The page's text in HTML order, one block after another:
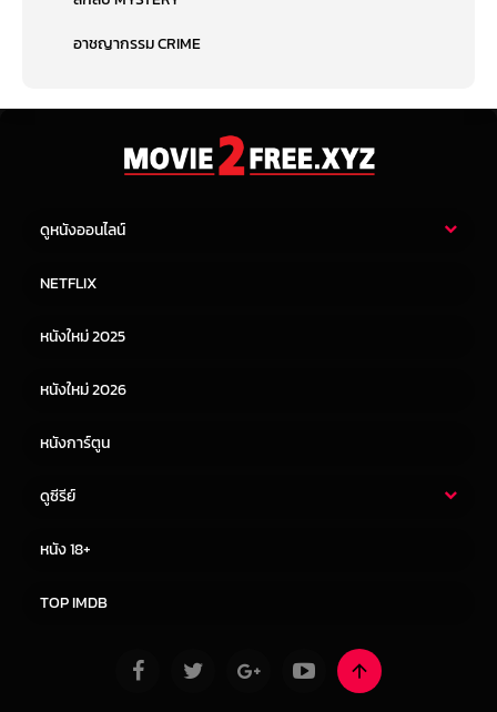
อาชญากรรม CRIME
ดูหนังออนไลน์
หนังจีน
NETFLIX
หนังใหม่ 2025
หนังใหม่ 2026
หนังการ์ตูน
ดูซีรีย์
หนัง 18+
TOP IMDB